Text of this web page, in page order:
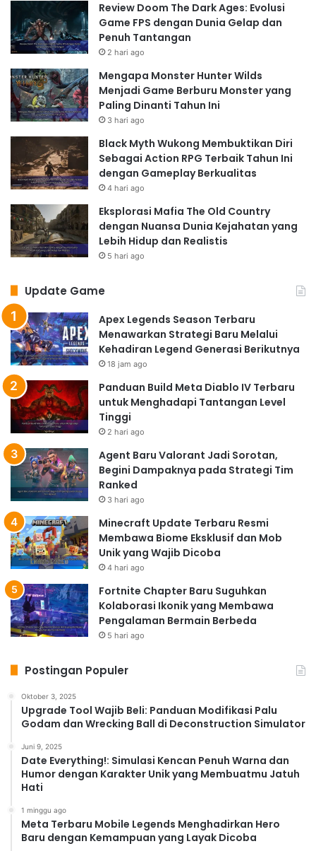
Review Doom The Dark Ages: Evolusi
Game FPS dengan Dunia Gelap dan
Penuh Tantangan
2 hari ago
Mengapa Monster Hunter Wilds
Menjadi Game Berburu Monster yang
Paling Dinanti Tahun Ini
3 hari ago
Black Myth Wukong Membuktikan Diri
Sebagai Action RPG Terbaik Tahun Ini
dengan Gameplay Berkualitas
4 hari ago
Eksplorasi Mafia The Old Country
dengan Nuansa Dunia Kejahatan yang
Lebih Hidup dan Realistis
5 hari ago
Update Game
Apex Legends Season Terbaru
Menawarkan Strategi Baru Melalui
Kehadiran Legend Generasi Berikutnya
18 jam ago
Panduan Build Meta Diablo IV Terbaru
untuk Menghadapi Tantangan Level
Tinggi
2 hari ago
Agent Baru Valorant Jadi Sorotan,
Begini Dampaknya pada Strategi Tim
Ranked
3 hari ago
Minecraft Update Terbaru Resmi
Membawa Biome Eksklusif dan Mob
Unik yang Wajib Dicoba
4 hari ago
Fortnite Chapter Baru Suguhkan
Kolaborasi Ikonik yang Membawa
Pengalaman Bermain Berbeda
5 hari ago
Postingan Populer
Oktober 3, 2025
Upgrade Tool Wajib Beli: Panduan Modifikasi Palu
Godam dan Wrecking Ball di Deconstruction Simulator
Juni 9, 2025
Date Everything!: Simulasi Kencan Penuh Warna dan
Humor dengan Karakter Unik yang Membuatmu Jatuh
Hati
1 minggu ago
Meta Terbaru Mobile Legends Menghadirkan Hero
Baru dengan Kemampuan yang Layak Dicoba